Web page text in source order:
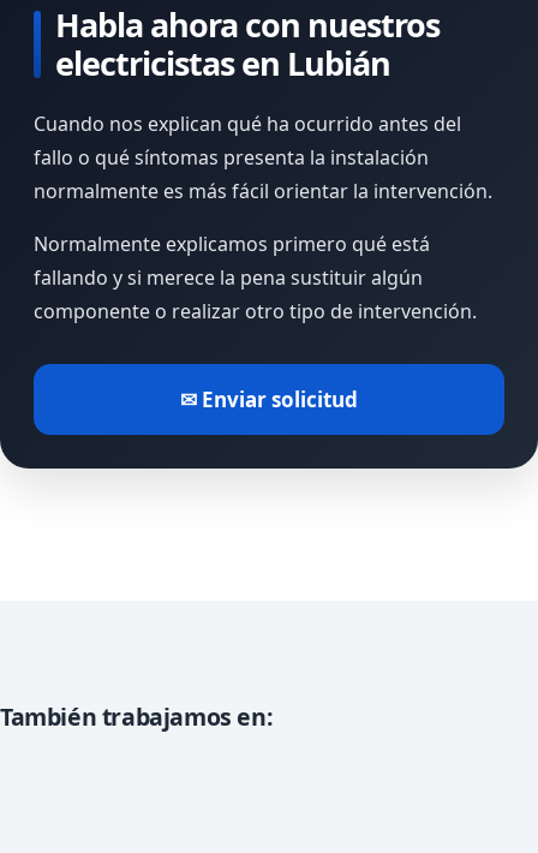
Habla ahora con nuestros
electricistas en Lubián
Cuando nos explican qué ha ocurrido antes del
fallo o qué síntomas presenta la instalación
normalmente es más fácil orientar la intervención.
Normalmente explicamos primero qué está
fallando y si merece la pena sustituir algún
componente o realizar otro tipo de intervención.
✉ Enviar solicitud
También trabajamos en: